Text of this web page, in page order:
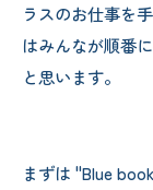
ラスのお仕事を
はみんなが順番
と思います。
まずは "Blue